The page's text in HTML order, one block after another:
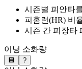
시즌별 피안타
피홈런(HR) 비
시즌 간 피장타
이닝 소화량
💾 ?